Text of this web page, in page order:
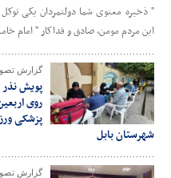
" ذخیره معنوی شما دولتمردان یکی
این مردم مومن، صادق و فداکار " امام
گزارش
پویش نذر
روی
پزشکی
شهرستان بابل
گزارش